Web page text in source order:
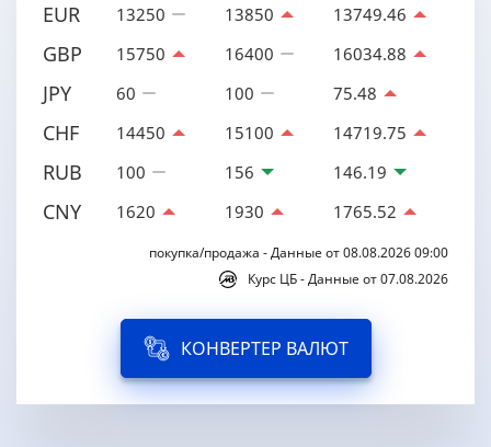
EUR 13250 13850 13749.46
GBP 15750 16400 16034.88
JPY 60 100 75.48
CHF 14450 15100 14719.75
RUB 100 156 146.19
CNY 1620 1930 1765.52
покупка/продажа - Данные от 08.08.2026 09:00
Курс ЦБ - Данные от 07.08.2026
КОНВЕРТЕР ВАЛЮТ